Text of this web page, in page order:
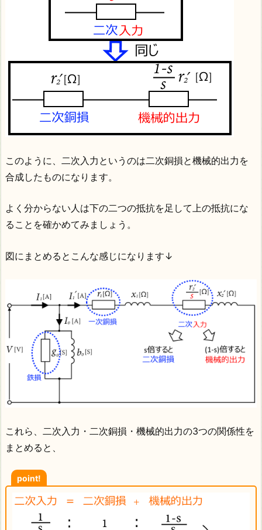
このように、二次入力というのは二次銅損と機械的出力を
合成したものになります。
よく分からない人は下の二つの抵抗を足して上の抵抗にな
ることを確かめてみましょう。
図にまとめるとこんな感じになります↓
これら、二次入力・二次銅損・機械的出力の3つの関係性を
まとめると、
point!